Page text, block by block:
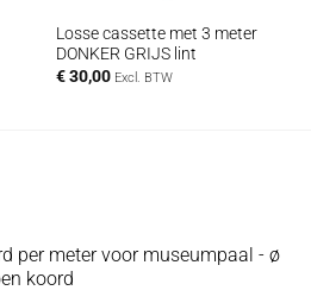
Losse cassette met 3 meter
DONKER GRIJS lint
€30,00 Excl. BTW
per meter voor museumpaal - ø
koord